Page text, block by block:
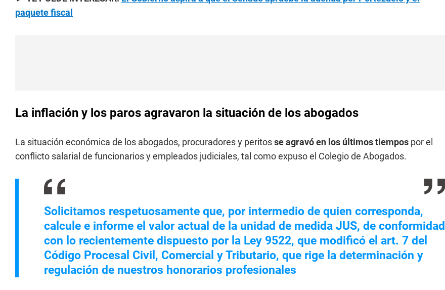
paquete fiscal
La inflación y los paros agravaron la situación de los abogados
La situación económica de los abogados, procuradores y peritosse agravó en los últimos tiempos por el
conflicto salarial de funcionarios y empleados judiciales, tal como expuso el Colegio de Abogados.
Solicitamos respetuosamente que, por intermedio de quien corresponda,
calcule e informe el valor actual de la unidad de medida JUS, de conformidad
con lo recientemente dispuesto por la Ley 9522, que modificó el art. 7 del
Código Procesal Civil, Comercial y Tributario, que rige la determinación y
regulación de nuestros honorarios profesionales